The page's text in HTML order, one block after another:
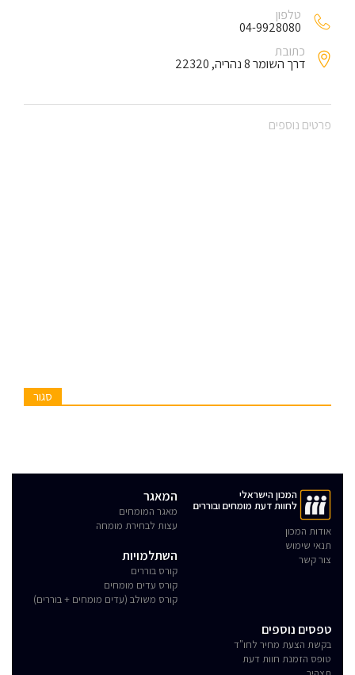
טלפון
04-9928080
כתובת
דרך השומר 8 נהריה, 22320
פרטים נוספים
סגור
המכון הישראלי
לחוות דעת מומחים ובוררים
אודות המכון
תנאי שימוש
צור קשר
המאגר
מאגר המומחים
עצות לבחירת מומחה
השתלמויות
קורס בוררים
קורס עדים מומחים
קורס משולב (עדים מומחים + בוררים)
טפסים נוספים
בקשת הצעת מחיר לחו"ד
טופס הזמנת חוות דעת